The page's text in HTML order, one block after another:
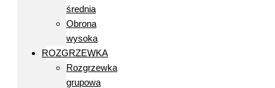
średnia
Obrona
wysoka
ROZGRZEWKA
Rozgrzewka
grupowa